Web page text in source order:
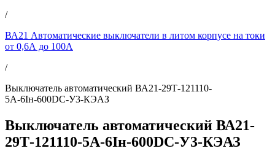
/
ВА21 Автоматические выключатели в литом корпусе на токи
от 0,6А до 100А
/
Выключатель автоматический ВА21-29Т-121110-
5А-6Iн-600DC-У3-КЭАЗ
Выключатель автоматический ВА21-
29Т-121110-5А-6Iн-600DC-У3-КЭАЗ